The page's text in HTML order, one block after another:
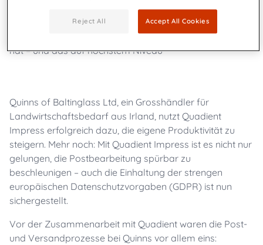
Quinns of Baltinglass Ltd, ein Grosshändler für
Landwirtschaftsbedarf aus Irland, nutzt Quadient
Impress erfolgreich dazu, die eigene Produktivität zu
steigern. Mehr noch: Mit Quadient Impress ist es nicht nur
gelungen, die Postbearbeitung spürbar zu
beschleunigen – auch die Einhaltung der strengen
europäischen Datenschutzvorgaben (GDPR) ist nun
sichergestellt.
Vor der Zusammenarbeit mit Quadient waren die Post-
und Versandprozesse bei Quinns vor allem eins:
Reject All Accept All Cookies